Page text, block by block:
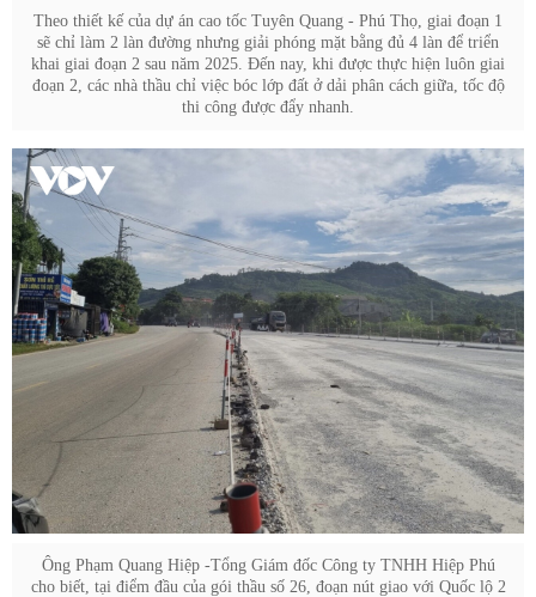
Theo thiết kế của dự án cao tốc Tuyên Quang - Phú Thọ, giai đoạn 1
sẽ chỉ làm 2 làn đường nhưng giải phóng mặt bằng đủ 4 làn để triển
khai giai đoạn 2 sau năm 2025. Đến nay, khi được thực hiện luôn giai
đoạn 2, các nhà thầu chỉ việc bóc lớp đất ở dải phân cách giữa, tốc độ
thi công được đẩy nhanh.
Ông Phạm Quang Hiệp -Tổng Giám đốc Công ty TNHH Hiệp Phú
cho biết, tại điểm đầu của gói thầu số 26, đoạn nút giao với Quốc lộ 2